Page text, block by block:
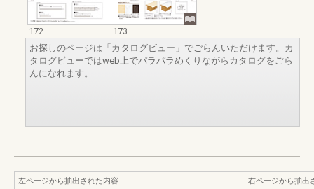
172
173
お探しのページは「カタログビュー」でごらんいただけます。カ
タログビューではweb上でパラパラめくりながらカタログをごら
んになれます。
左ページから抽出された内容
右ページから抽出